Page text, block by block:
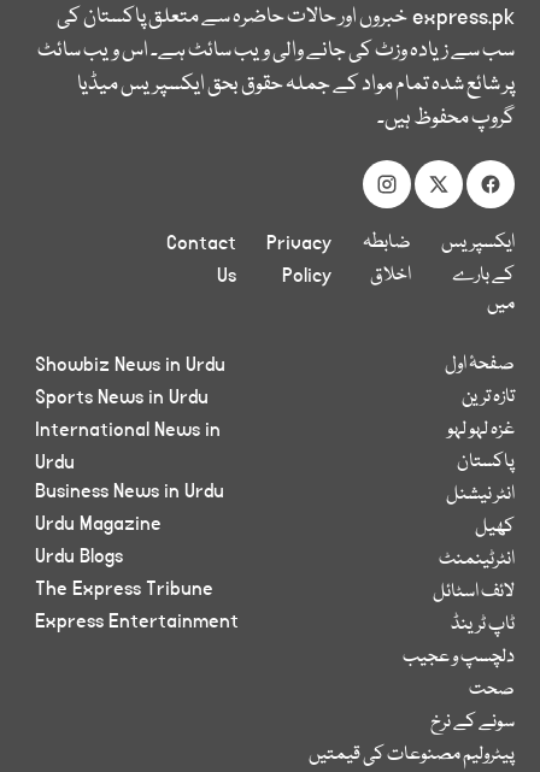
express.pkخبروں اور حالات حاضرہ سے متعلق پاکستان کی
سب سے زیادہ وزٹ کی جانے والی ویب سائٹ ہے۔ اس ویب سائٹ
پر شائع شدہ تمام مواد کے جملہ حقوق بحق ایکسپریس میڈیا
گروپ محفوظ ہیں۔
ایکسپریس
کے بارے
میں
ضابطہ
اخلاق
Privacy
Policy
Contact
Us
صفحۂ اول
تازہ ترین
غزہ لہو لہو
پاکستان
انٹر نیشنل
کھیل
انٹرٹینمنٹ
لائف اسٹائل
ٹاپ ٹرینڈ
دلچسپ و عجیب
صحت
سونے کے نرخ
پیٹرولیم مصنوعات کی قیمتیں
Showbiz News in Urdu
Sports News in Urdu
International News in
Urdu
Business News in Urdu
Urdu Magazine
Urdu Blogs
The Express Tribune
Express Entertainment